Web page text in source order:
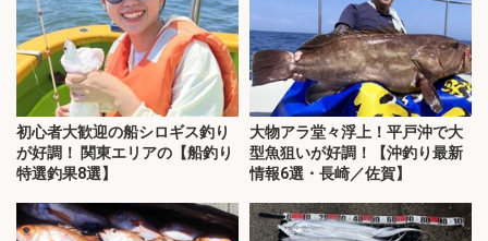
初心者大歓迎の船シロギス釣り
が好調！ 関東エリアの【船釣り
特選釣果8選】
大物アラ堂々浮上！平戸沖で大
型魚狙いが好調！【沖釣り最新
情報6選・長崎／佐賀】